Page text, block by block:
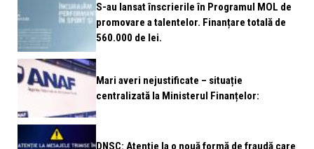
S-au lansat înscrierile în Programul MOL de
promovare a talentelor. Finanțare totală de
560.000 de lei.
Mari averi nejustificate – situație
centralizată la Ministerul Finanțelor:
DNSC: Atenție la o nouă formă de fraudă care